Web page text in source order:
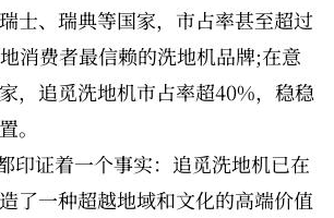
士、瑞典等国家，市占率甚至超过
消费者最信赖的洗地机品牌;在意
，追觅洗地机市占率超40%，稳稳
。
印证着一个事实：追觅洗地机已在
了一种超越地域和文化的高端价值